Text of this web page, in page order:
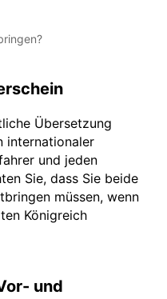
Übersetzung
internationaler
und jeden
Sie, dass Sie beide
müssen, wenn
Königreich
und